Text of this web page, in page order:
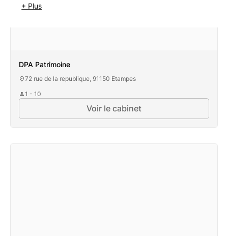
+ Plus
DPA Patrimoine
72 rue de la republique, 91150 Etampes
1 - 10
Voir le cabinet